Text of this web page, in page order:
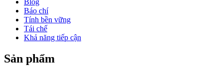
Blog
Báo chí
Tính bền vững
Tái chế
Khả năng tiếp cận
Sản phẩm